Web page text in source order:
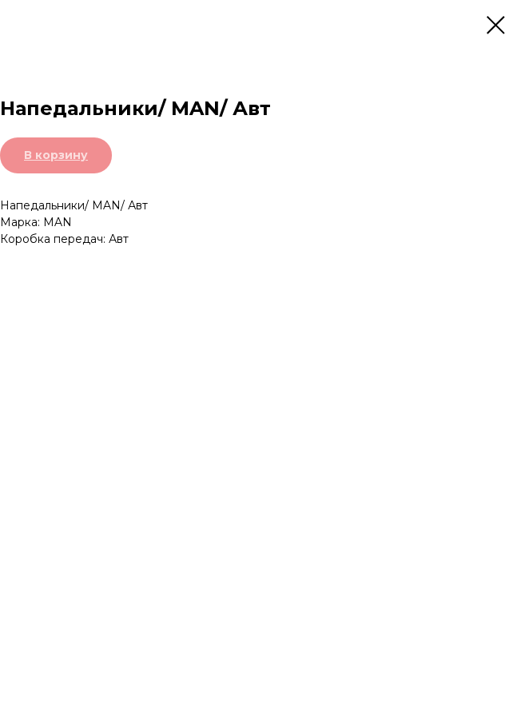
Напедальники/ MAN/ Авт
В корзину
Напедальники/ MAN/ Авт
Марка: MAN
Коробка передач: Авт